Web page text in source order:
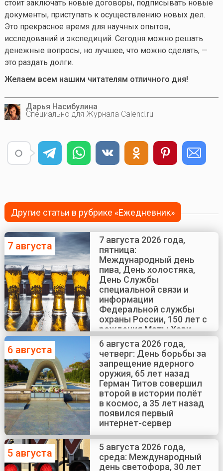
стоит заключать новые договоры, подписывать новые
документы, приступать к осуществлению новых дел.
Это прекрасное время для научных опытов,
исследований и экспедиций. Сегодня можно решать
денежные вопросы, но лучшее, что можно сделать, —
это раздать долги.
Желаем всем нашим читателям отличного дня!
Дарья Насибулина
Специально для Журнала Calend.ru
Другие статьи в рубрике «Ежедневник»
7 августа
7 августа 2026 года,
пятница:
Международный день
пива, День холостяка,
День Службы
специальной связи и
информации
Федеральной службы
охраны России, 150 лет с
рождения Маты Хари
6 августа
6 августа 2026 года,
четверг: День борьбы за
запрещение ядерного
оружия, 65 лет назад
Герман Титов совершил
второй в истории полёт
в космос, а 35 лет назад
появился первый
интернет-сервер
5 августа
5 августа 2026 года,
среда: Международный
день светофора, 30 лет